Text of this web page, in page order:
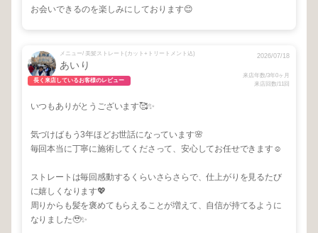
お会いできるのを楽しみにしております😊
メニュー/ 美髪ストレート(カット+トリートメント込)
あいり
長く来店しているお客様のレビュー
2026/07/18
来店年数/3年0ヶ月
来店回数/11回
いつもありがとうございます🥰✨
気づけばもう3年ほどお世話になっています🌸
毎回本当に丁寧に施術してくださって、安心してお任せできます☺️
ストレートは毎回感動するくらいさらさらで、仕上がりを見るたび
に嬉しくなります💖
周りからも髪を褒めてもらえることが増えて、自信が持てるように
なりました🥹✨